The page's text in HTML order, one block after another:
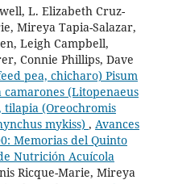
L. Elizabeth Cruz-
Mireya Tapia-Salazar,
Leigh Campbell,
Connie Phillips, Dave
pea, chicharo) Pisum
(Litopenaeus
(Oreochromis
mykiss) , Avances
Memorias del Quinto
Nutrición Acuícola
Ricque-Marie, Mireya